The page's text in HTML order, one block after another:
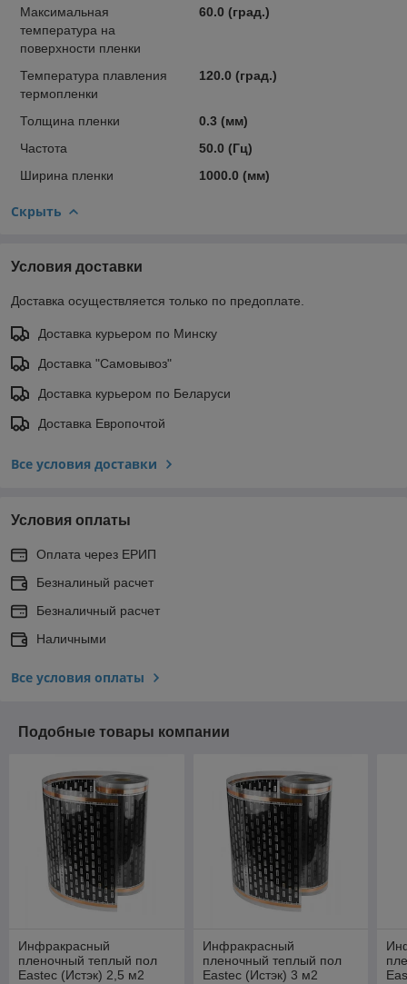
Максимальная
температура на
поверхности пленки
60.0 (град.)
Температура плавления
термопленки
120.0 (град.)
Толщина пленки
0.3 (мм)
Частота
50.0 (Гц)
Ширина пленки
1000.0 (мм)
Скрыть
Условия доставки
Доставка осуществляется только по предоплате.
Доставка курьером по Минску
Доставка "Самовывоз"
Доставка курьером по Беларуси
Доставка Европочтой
Все условия доставки
Условия оплаты
Оплата через ЕРИП
Безналиный расчет
Безналичный расчет
Наличными
Все условия оплаты
Подобные товары компании
Инфракрасный
пленочный теплый пол
Eastec (Истэк) 2,5 м2
Инфракрасный
пленочный теплый пол
Eastec (Истэк) 3 м2